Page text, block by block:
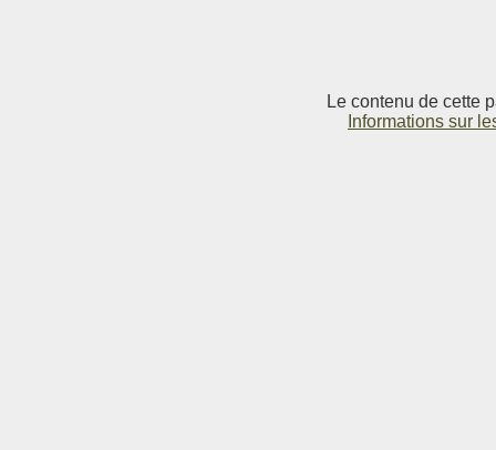
Le contenu de cette
Informations sur